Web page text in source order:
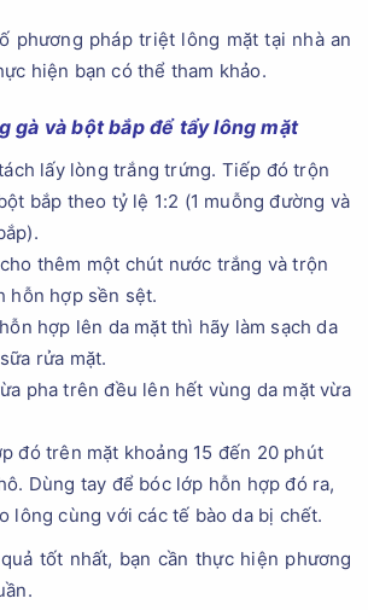
phương pháp triệt lông mặt tại nhà an
hiện bạn có thể tham khảo.
gà và bột bắp để tẩy lông mặt
lấy lòng trắng trứng. Tiếp đó trộn
bắp theo tỷ lệ 1:2 (1 muỗng đường và
thêm một chút nước trắng và trộn
hỗn hợp sền sệt.
hợp lên da mặt thì hãy làm sạch da
rửa mặt.
pha trên đều lên hết vùng da mặt vừa
đó trên mặt khoảng 15 đến 20 phút
Dùng tay để bóc lớp hỗn hợp đó ra,
lông cùng với các tế bào da bị chết.
tốt nhất, bạn cần thực hiện phương